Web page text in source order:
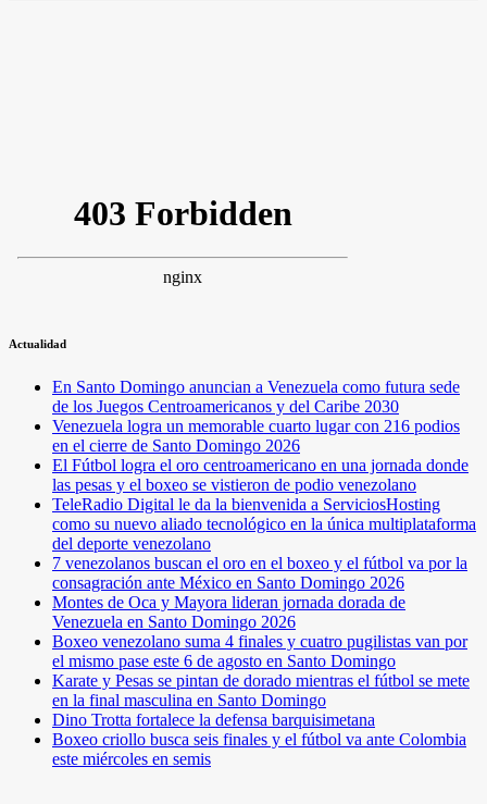
Actualidad
En Santo Domingo anuncian a Venezuela como futura sede
de los Juegos Centroamericanos y del Caribe 2030
Venezuela logra un memorable cuarto lugar con 216 podios
en el cierre de Santo Domingo 2026
El Fútbol logra el oro centroamericano en una jornada donde
las pesas y el boxeo se vistieron de podio venezolano
TeleRadio Digital le da la bienvenida a ServiciosHosting
como su nuevo aliado tecnológico en la única multiplataforma
del deporte venezolano
7 venezolanos buscan el oro en el boxeo y el fútbol va por la
consagración ante México en Santo Domingo 2026
Montes de Oca y Mayora lideran jornada dorada de
Venezuela en Santo Domingo 2026
Boxeo venezolano suma 4 finales y cuatro pugilistas van por
el mismo pase este 6 de agosto en Santo Domingo
Karate y Pesas se pintan de dorado mientras el fútbol se mete
en la final masculina en Santo Domingo
Dino Trotta fortalece la defensa barquisimetana
Boxeo criollo busca seis finales y el fútbol va ante Colombia
este miércoles en semis